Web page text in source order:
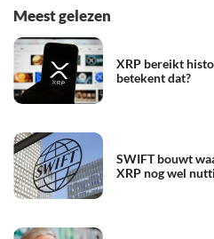
Meest gelezen
XRP bereikt
betekent dat?
SWIFT bouwt
XRP nog wel